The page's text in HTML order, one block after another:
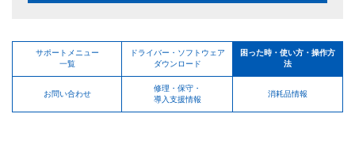
サポートメニュー
一覧
ドライバー・ソフトウェア
ダウンロード
困った時・使い方・操作方
法
お問い合わせ
修理・保守・
導入支援情報
消耗品情報